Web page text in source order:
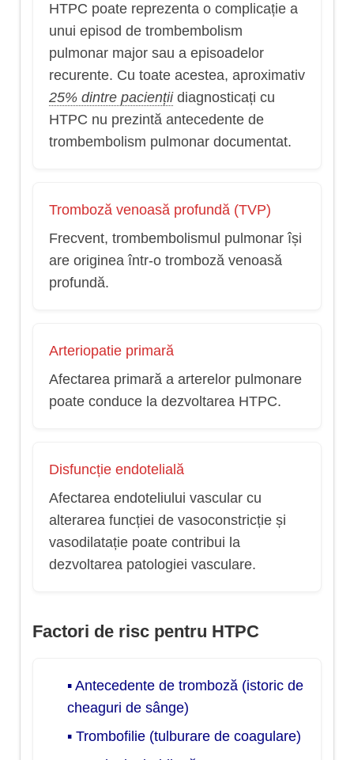
HTPC poate reprezenta o complicație a
unui episod de trombembolism
pulmonar major sau a episoadelor
recurente. Cu toate acestea, aproximativ
25% dintre paciențiidiagnosticați cu
HTPC nu prezintă antecedente de
trombembolism pulmonar documentat.
Tromboză venoasă profundă (TVP)
Frecvent, trombembolismul pulmonar își
are originea într-o tromboză venoasă
profundă.
Arteriopatie primară
Afectarea primară a arterelor pulmonare
poate conduce la dezvoltarea HTPC.
Disfuncție endotelială
Afectarea endoteliului vascular cu
alterarea funcției de vasoconstricție și
vasodilatație poate contribui la
dezvoltarea patologiei vasculare.
Factori de risc pentru HTPC
▪ Antecedente de tromboză (istoric de
cheaguri de sânge)
▪ Trombofilie (tulburare de coagulare)